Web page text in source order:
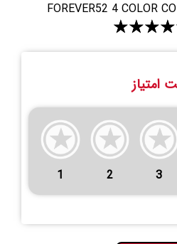
FOREVER52 4 COLOR
امتیاز
1 2 3